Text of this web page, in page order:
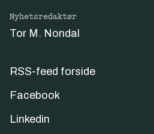
Nyhetsredaktør
Tor M. Nondal
RSS-feed forside
Facebook
Linkedin